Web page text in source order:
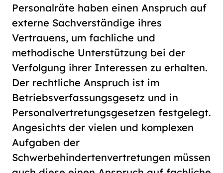
Personalräte haben einen Anspruch auf
externe Sachverständige ihres
Vertrauens, um fachliche und
methodische Unterstützung bei der
Verfolgung ihrer Interessen zu erhalten.
Der rechtliche Anspruch ist im
Betriebsverfassungsgesetz und in
Personalvertretungsgesetzen festgelegt.
Angesichts der vielen und komplexen
Aufgaben der
Schwerbehindertenvertretungen müssen